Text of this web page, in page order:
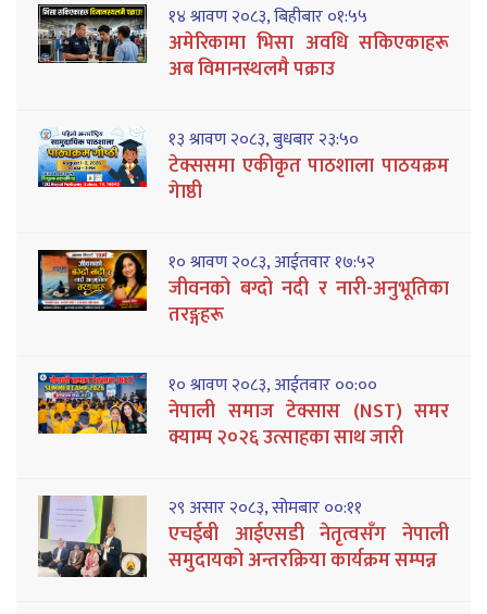
१४ श्रावण २०८३, बिहीबार ०१:५५
अमेरिकामा भिसा अवधि सकिएकाहरू
अब विमानस्थलमै पक्राउ
१३ श्रावण २०८३, बुधबार २३:५०
टेक्ससमा एकीकृत पाठशाला पाठयक्रम
गेाष्ठी
१० श्रावण २०८३, आईतवार १७:५२
जीवनको बग्दो नदी र नारी-अनुभूतिका
तरङ्गहरू
१० श्रावण २०८३, आईतवार ००:००
नेपाली समाज टेक्सास (NST) समर
क्याम्प २०२६ उत्साहका साथ जारी
२९ असार २०८३, सोमबार ००:११
एचईबी आईएसडी नेतृत्वसँग नेपाली
समुदायको अन्तरक्रिया कार्यक्रम सम्पन्न